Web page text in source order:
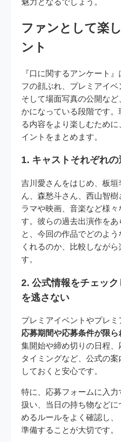
ファンとして楽
ント
『口に関するアンケート
フの顔ぶれ、プレミアイベ
そして場面写真の公開な
かになっている段階です
る内容をより楽しむため
イントをまとめます。
1. キャストそれぞれ
吉川愛さんをはじめ、板垣
ん、森愁斗さん、西山智
ラマや映画、音楽など様々
す。彼らの過去出演作をあ
と、今回の作品でどのよ
くれるのか、比較しなが
す。
2. 公式情報をチェッ
を逃さない
プレミアイベントやプレ
応募期間や応募条件が限ら
集開始や締め切りの日程
タイミングなど、公式の
しておくと安心です。
特に、応募フォームに入
扱い、当日の持ち物など
めるルールをよく確認し
準備することが大切です。